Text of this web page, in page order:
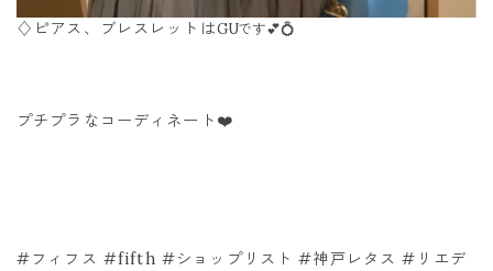
♢ピアス、ブレスレットはGUです💕💍
プチプラなコーディネート❤️
#フィフス #fifth #ショップリスト #神戸レタス #リエデ